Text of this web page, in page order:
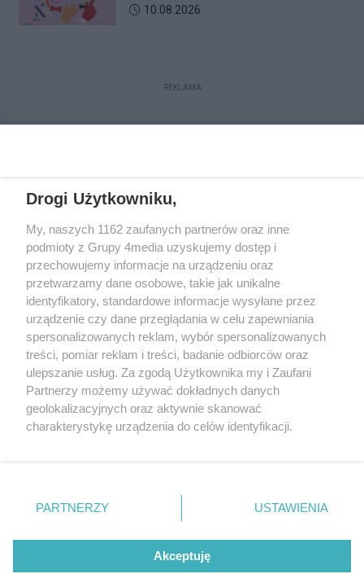
Data dodania artykułu:
10.08.2026
REKLAMA
Kontakt Redakcja Reklama
Regulamin
Polityka prywatności
Zapisz się do newslettera
Dołącz do grona ludzi najlepiej poinformowanych!
Zapisz się »
Drogi Użytkowniku,
My, naszych 1162 zaufanych partnerów oraz inne
podmioty z Grupy 4media uzyskujemy dostęp i
przechowujemy informacje na urządzeniu oraz
przetwarzamy dane osobowe, takie jak unikalne
identyfikatory, standardowe informacje wysyłane przez
urządzenie czy dane przeglądania w celu zapewniania
spersonalizowanych reklam, wybór spersonalizowanych
treści, pomiar reklam i treści, badanie odbiorców oraz
ulepszanie usług. Za zgodą Użytkownika my i Zaufani
Partnerzy możemy używać dokładnych danych
geolokalizacyjnych oraz aktywnie skanować
charakterystykę urządzenia do celów identyfikacji.
zmienić/wycofać klikając przycisk ustawień prywatności
znajdujący się w lewym dolnym rogu strony
. Niektóre
użytkownika, ale masz prawo sprzeciwić się takiemu
przetwarzaniu. Preferencje będą miały zastosowania tylko
PARTNERZY USTAWIENIA
Akceptuję